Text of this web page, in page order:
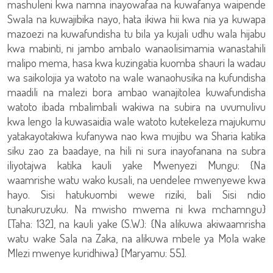
mashuleni kwa namna inayowafaa na kuwafanya waipende
Swala na kuwajibika nayo, hata ikiwa hii kwa nia ya kuwapa
mazoezi na kuwafundisha tu bila ya kujali udhu wala hijabu
kwa mabinti, ni jambo ambalo wanaolisimamia wanastahili
malipo mema, hasa kwa kuzingatia kuomba shauri la wadau
wa saikolojia ya watoto na wale wanaohusika na kufundisha
maadili na malezi bora ambao wanajitolea kuwafundisha
watoto ibada mbalimbali wakiwa na subira na uvumulivu
kwa lengo la kuwasaidia wale watoto kutekeleza majukumu
yatakayotakiwa kufanywa nao kwa mujibu wa Sharia katika
siku zao za baadaye, na hili ni sura inayofanana na subra
iliyotajwa katika kauli yake Mwenyezi Mungu: {Na
waamrishe watu wako kusali, na uendelee mwenyewe kwa
hayo. Sisi hatukuombi wewe riziki, bali Sisi ndio
tunakuruzuku. Na mwisho mwema ni kwa mchamngu}
[Taha: 132], na kauli yake (S.W.): {Na alikuwa akiwaamrisha
watu wake Sala na Zaka, na alikuwa mbele ya Mola wake
Mlezi mwenye kuridhiwa} [Maryamu: 55].